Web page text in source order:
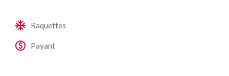
Raquettes
Payant